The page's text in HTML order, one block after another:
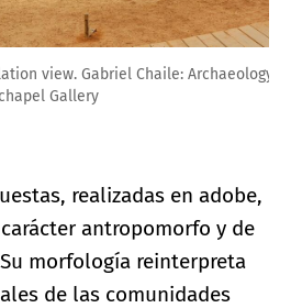
Chaile: Archaeology of Memory,
realizadas en adobe,
antropomorfo y de
morfología reinterpreta
de las comunidades